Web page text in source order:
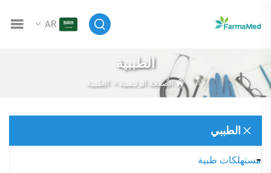
AR
الطببية
الصفحة الرئيسية >الطببية
الطببي
مستهلكات طبية